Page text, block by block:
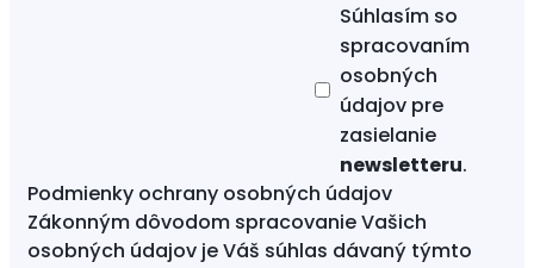
Súhlasím so
spracovaním
osobných
údajov pre
zasielanie
newsletteru.
Podmienky ochrany osobných údajov
Zákonným dôvodom spracovanie Vašich
osobných údajov je Váš súhlas dávaný týmto